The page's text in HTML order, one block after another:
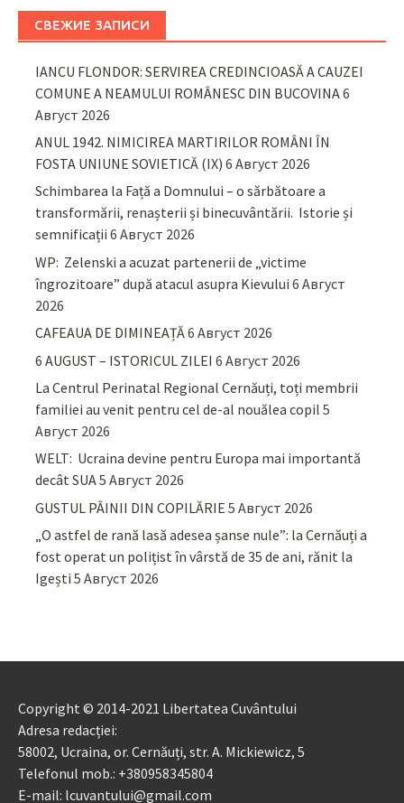
СВЕЖИЕ ЗАПИСИ
IANCU FLONDOR: SERVIREA CREDINCIOASĂ A CAUZEI
COMUNE A NEAMULUI ROMÂNESC DIN BUCOVINA6
Август 2026
ANUL 1942. NIMICIREA MARTIRILOR ROMÂNI ÎN
FOSTA UNIUNE SOVIETICĂ (IX) 6 Август 2026
Schimbarea la Față a Domnului – o sărbătoare a
transformării, renașterii și binecuvântării. Istorie și
semnificații 6 Август 2026
WP: Zelenski a acuzat partenerii de „victime
îngrozitoare” după atacul asupra Kievului 6 Август
2026
CAFEAUA DE DIMINEAȚĂ6 Август 2026
6 AUGUST – ISTORICUL ZILEI 6 Август 2026
La Centrul Perinatal Regional Cernăuți, toți membrii
familiei au venit pentru cel de-al nouălea copil 5
Август 2026
WELT: Ucraina devine pentru Europa mai importantă
decât SUA5 Август 2026
GUSTUL PÂINII DIN COPILĂRIE 5 Август 2026
„O astfel de rană lasă adesea șanse nule”: la Cernăuți a
fost operat un polițist în vârstă de 35 de ani, rănit la
Igești 5 Август 2026
Copyright © 2014-2021 Libertatea Cuvântului
Adresa redacției:
58002, Ucraina, or. Cernăuți, str. A. Mickiewicz, 5
Telefonul mob.: +380958345804
E-mail: lcuvantului@gmail.com